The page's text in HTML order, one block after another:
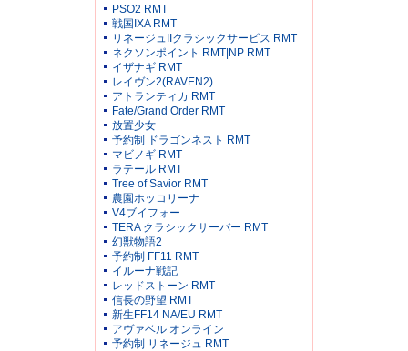
PSO2 RMT
戦国IXA RMT
リネージュIIクラシックサービス RMT
ネクソンポイント RMT|NP RMT
イザナギ RMT
レイヴン2(RAVEN2)
アトランティカ RMT
Fate/Grand Order RMT
放置少女
予約制 ドラゴンネスト RMT
マビノギ RMT
ラテール RMT
Tree of Savior RMT
農園ホッコリーナ
V4ブイフォー
TERA クラシックサーバー RMT
幻獣物語2
予約制 FF11 RMT
イルーナ戦記
レッドストーン RMT
信長の野望 RMT
新生FF14 NA/EU RMT
アヴァベル オンライン
予約制 リネージュ RMT